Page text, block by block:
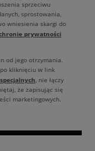
sprzeciwu
sprostowania,
wniesienia skargi do
prywatności
od jego otrzymania.
kliknięciu w link
, nie łączy
że zapisując się
marketingowych.